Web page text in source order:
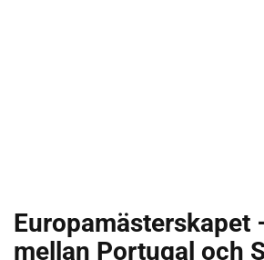
Europamästerskapet
mellan Portugal och